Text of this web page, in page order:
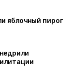
яблочный пирог